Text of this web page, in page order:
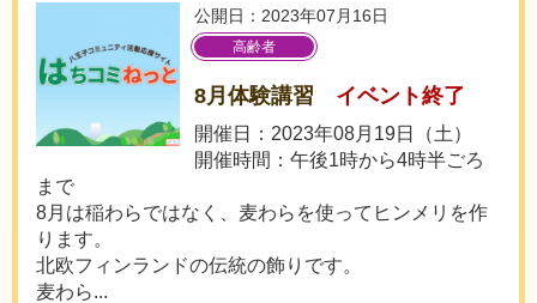
公開日：2023年07月16日
高齢者
8月体験講習 イベント終了
開催日：2023年08月19日（土）
開催時間：午後1時から4時半ごろ
まで
8月は稲わらではなく、麦わらを使ってヒンメリを作
ります。
北欧フィンランドの伝統の飾りです。
麦わら...